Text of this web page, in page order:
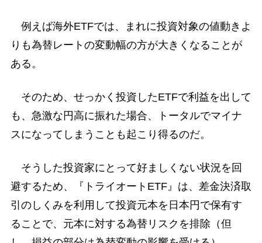
例えば海外ETFでは、まれに投資対象の値動きよ
りも為替レートの変動幅の方が大きくなることが
ある。
そのため、せっかく投資したETFで利益を出して
も、急激な円高に振れた場合、トータルでマイナ
スになってしまうことも起こり得るのだ。
そうした投資家にとって好ましくない状況を回
避するため、『トライオートETF』は、差金決済取
引のしくみを利用して投資元本を日本円で保有す
ることで、元本に対する為替リスクを排除（但